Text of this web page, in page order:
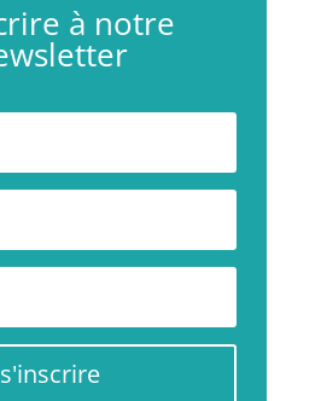
à notre
s'inscrire